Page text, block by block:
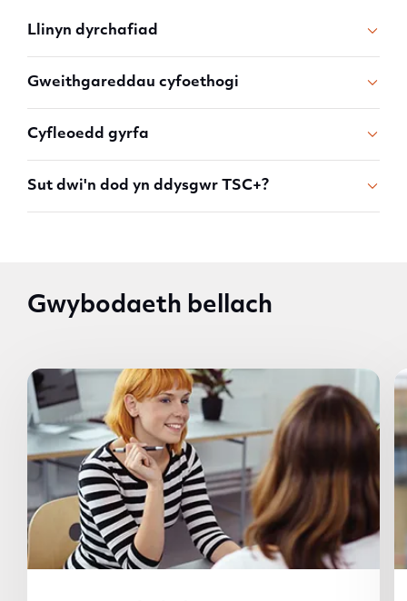
Llinyn dyrchafiad
Gweithgareddau cyfoethogi
Cyfleoedd gyrfa
Sut dwi'n dod yn ddysgwr TSC+?
Gwybodaeth bellach